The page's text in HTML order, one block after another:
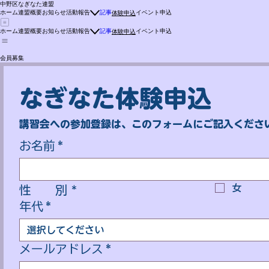
中野区なぎなた連盟
ホーム連盟概要お知らせ活動報告 記事体験申込イベント申込
ホーム連盟概要お知らせ活動報告 記事体験申込イベント申込
会員募集
なぎなた体験申込
講習会への参加登録は、このフォームにご記入くださ
お名前 *
性　　別 * 女
年代 *
選択してください
メールアドレス *